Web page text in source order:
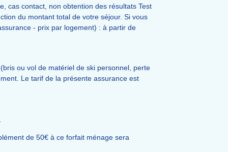
cas contact, non obtention des résultats Test
du montant total de votre séjour. Si vous
- prix par logement) : à partir de
ou vol de matériel de ski personnel, perte
Le tarif de la présente assurance est
de 50€ à ce forfait ménage sera